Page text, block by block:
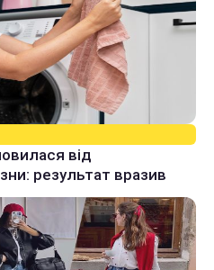
від
результат вразив